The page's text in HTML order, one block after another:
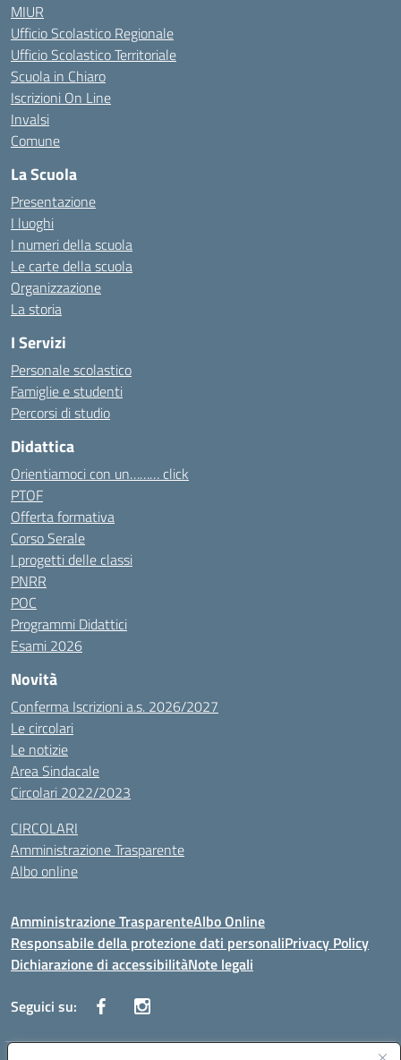
MIUR
Ufficio Scolastico Regionale
Ufficio Scolastico Territoriale
Scuola in Chiaro
Iscrizioni On Line
Invalsi
Comune
La Scuola
Presentazione
I luoghi
I numeri della scuola
Le carte della scuola
Organizzazione
La storia
I Servizi
Personale scolastico
Famiglie e studenti
Percorsi di studio
Didattica
Orientiamoci con un……… click
PTOF
Offerta formativa
Corso Serale
I progetti delle classi
PNRR
POC
Programmi Didattici
Esami 2026
Novità
Conferma Iscrizioni a.s. 2026/2027
Le circolari
Le notizie
Area Sindacale
Circolari 2022/2023
CIRCOLARI
Amministrazione Trasparente
Albo online
Amministrazione TrasparenteAlbo Online
Responsabile della protezione dati personaliPrivacy Policy
Dichiarazione di accessibilitàNote legali
Seguici su: